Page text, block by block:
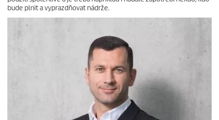
bude plnit a vyprazdňovat nádrže.